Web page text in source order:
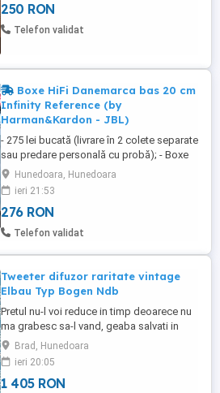
250 RON
Telefon validat
Boxe HiFi Danemarca bas 20 cm
Infinity Reference (by
Harman&Kardon - JBL)
- 275 lei bucată (livrare în 2 colete separate
sau predare personală cu probă); - Boxe
solide, produse sub licență
Harman&Kardon (JBL) la fabrica din
Danemarca; - Woofere de 20 cm cu
suspensie din cauciuc (nu se macină ca
cele din spumă) și cu con APG; astfel
...
Hunedoara, Hunedoara
ieri 21:53
276 RON
Telefon validat
Tweeter difuzor raritate vintage
Elbau Typ Bogen Ndb
Pretul nu-l voi reduce in timp deoarece nu
ma grabesc sa-l vand, geaba salvati in
favorite crezand ca-l scad, normal il cresc
constant Doar 1405 lei negociabil oricum
valoreaza mai mult de atat ca asa ceva nu
se mai fabrica Care vor sa-mi vanda ori isi
Brad, Hunedoara
ieri 20:05
1 405 RON